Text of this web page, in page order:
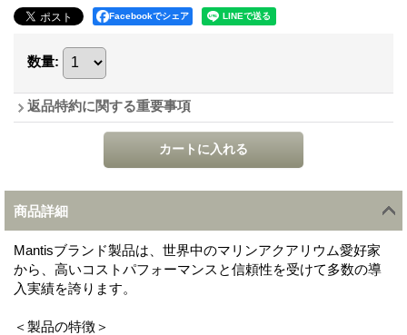
Facebookでシェア
数量:
返品特約に関する重要事項
商品詳細
Mantisブランド製品は、世界中のマリンアクアリウム愛好家
から、高いコストパフォーマンスと信頼性を受けて多数の導
入実績を誇ります。
＜製品の特徴＞